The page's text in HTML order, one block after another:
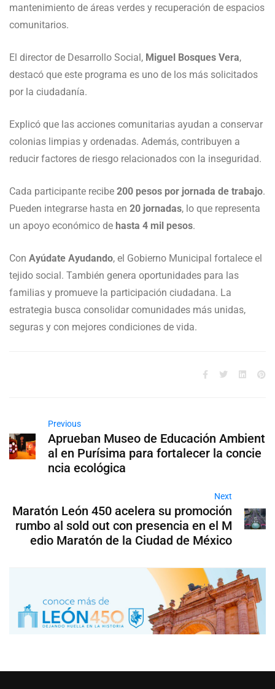
mantenimiento de áreas verdes y recuperación de espacios
comunitarios.
El director de Desarrollo Social, Miguel Bosques Vera,
destacó que este programa es uno de los más solicitados
por la ciudadanía.
Explicó que las acciones comunitarias ayudan a conservar
colonias limpias y ordenadas. Además, contribuyen a
reducir factores de riesgo relacionados con la inseguridad.
Cada participante recibe 200 pesos por jornada de trabajo.
Pueden integrarse hasta en 20 jornadas, lo que representa
un apoyo económico de hasta 4 mil pesos.
Con Ayúdate Ayudando, el Gobierno Municipal fortalece el
tejido social. También genera oportunidades para las
familias y promueve la participación ciudadana. La
estrategia busca consolidar comunidades más unidas,
seguras y con mejores condiciones de vida.
Previous
Aprueban Museo de Educación Ambient
al en Purísima para fortalecer la concie
ncia ecológica
Next
Maratón León 450 acelera su promoción
rumbo al sold out con presencia en el M
edio Maratón de la Ciudad de México